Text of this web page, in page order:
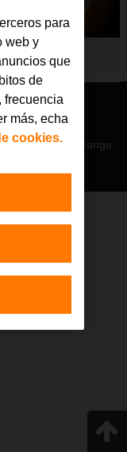
Contacto
Aviso legal Orange
Generación D
Digital y de
de Estado de
por el Plan de
de la Inversión 1
para
web y
que
de
frecuencia
más, echa
cookies.